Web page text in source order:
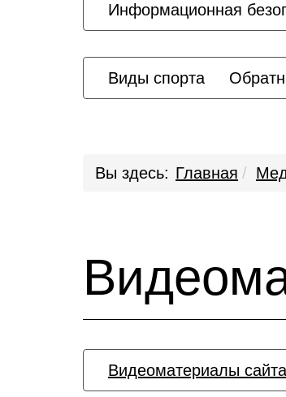
Информационная
Виды спорта
Вы здесь: Главная
Видеоматериалы сайта